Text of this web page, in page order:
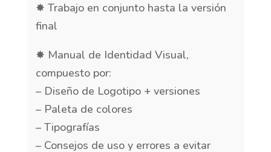
✸ Trabajo en conjunto hasta la versión
final
✸ Manual de Identidad Visual,
compuesto por:
– Diseño de Logotipo + versiones
– Paleta de colores
– Tipografías
– Consejos de uso y errores a evitar